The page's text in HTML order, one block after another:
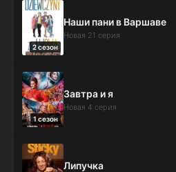
2 сезон
Наши пани в Варшаве
Новая 21 серия
1 сезон
Завтра и я
Новая 4 серия
Липучка